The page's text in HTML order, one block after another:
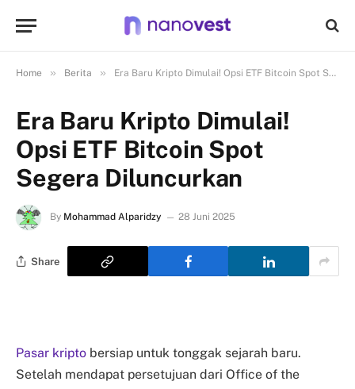
Home » Berita » Era Baru Kripto Dimulai! Opsi ETF Bitcoin Spot Segera Diluncurkan
Era Baru Kripto Dimulai!
Opsi ETF Bitcoin Spot
Segera Diluncurkan
By Mohammad Alparidzy 28 Juni 2025
Share
Pasar kripto bersiap untuk tonggak sejarah baru.
Setelah mendapat persetujuan dari Office of the